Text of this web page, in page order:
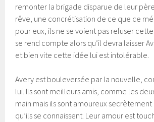
remonter la brigade disparue de leur
rêve, une concrétisation de ce que ce
pour eux, ils ne se voient pas refuser cette
se rend compte alors qu’il devra laisser
et bien vite cette idée lui est intolérable.
Avery est bouleversée par la nouvelle,
lui. Ils sont meilleurs amis, comme les
main mais ils sont amoureux secrètement
qu’ils se connaissent. Leur amour est